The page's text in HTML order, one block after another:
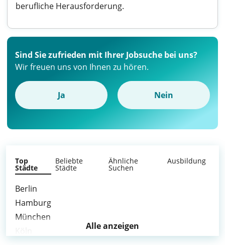
berufliche Herausforderung.
Sind Sie zufrieden mit Ihrer Jobsuche bei uns?
Wir freuen uns von Ihnen zu hören.
Ja Nein
Top
Städte
Beliebte
Städte
Ähnliche
Suchen
Ausbildung
Berlin
Hamburg
München
Alle anzeigen